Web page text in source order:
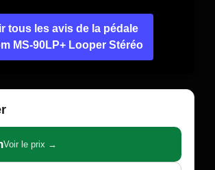
tous les avis de la pédale
MS-90LP+ Looper Stéréo
Voir le prix →